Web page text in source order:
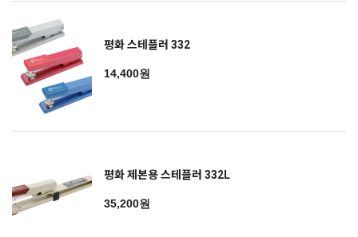
평화 스테플러 332
14,400원
평화 제본용 스테플러 332L
35,200원